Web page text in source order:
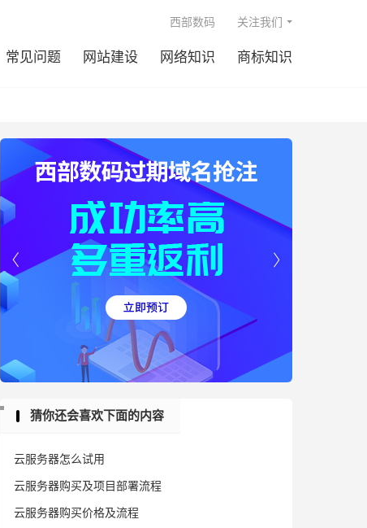
常见问题 网站建设 网络知识 商标知识
西部数码 关注我们


猜你还会喜欢下面的内容
云服务器怎么试用
云服务器购买及项目部署流程
云服务器购买价格及流程